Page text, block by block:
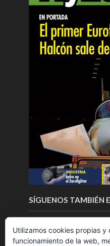
SÍGUENOS TAMBIÉN
Utilizamos cookies propias
funcionamiento de la web,